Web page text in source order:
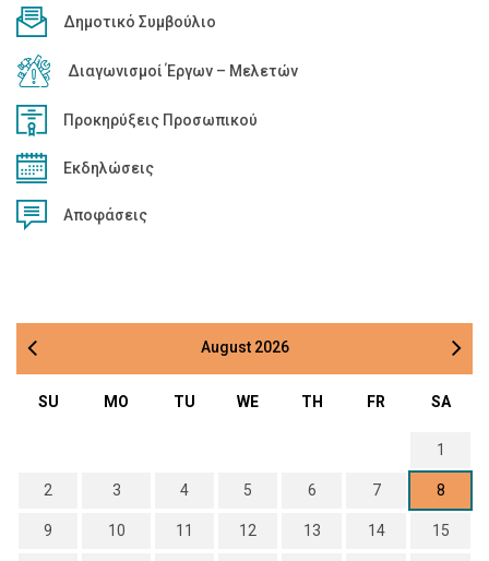
Δημοτικό Συμβούλιο
Διαγωνισμοί Έργων – Μελετών
Προκηρύξεις Προσωπικού
Εκδηλώσεις
Αποφάσεις
August 2026
SU MO TU WE TH FR SA
1
2 3 4 5 6 7 8
9 10 11 12 13 14 15